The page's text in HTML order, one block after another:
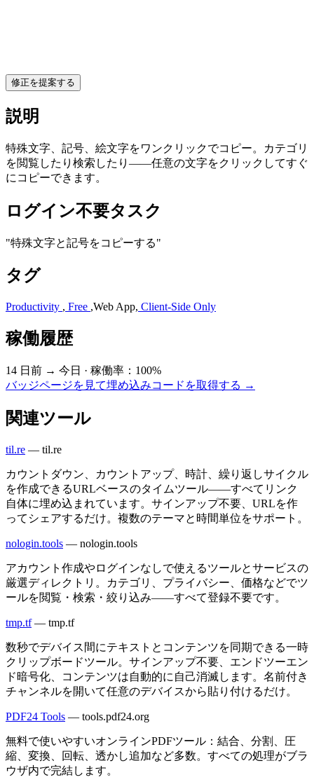
修正を提案する
説明
特殊文字、記号、絵文字をワンクリックでコピー。カテゴリ
を閲覧したり検索したり——任意の文字をクリックしてすぐ
にコピーできます。
ログイン不要タスク
"特殊文字と記号をコピーする"
タグ
Productivity , Free ,Web App, Client-Side Only
稼働履歴
14 日前 → 今日 · 稼働率：100%
バッジページを見て埋め込みコードを取得する →
関連ツール
til.re — til.re
カウントダウン、カウントアップ、時計、繰り返しサイクル
を作成できるURLベースのタイムツール——すべてリンク
自体に埋め込まれています。サインアップ不要、URLを作
ってシェアするだけ。複数のテーマと時間単位をサポート。
nologin.tools — nologin.tools
アカウント作成やログインなしで使えるツールとサービスの
厳選ディレクトリ。カテゴリ、プライバシー、価格などでツ
ールを閲覧・検索・絞り込み——すべて登録不要です。
tmp.tf — tmp.tf
数秒でデバイス間にテキストとコンテンツを同期できる一時
クリップボードツール。サインアップ不要、エンドツーエン
ド暗号化、コンテンツは自動的に自己消滅します。名前付き
チャンネルを開いて任意のデバイスから貼り付けるだけ。
PDF24 Tools — tools.pdf24.org
無料で使いやすいオンラインPDFツール：結合、分割、圧
縮、変換、回転、透かし追加など多数。すべての処理がブラ
ウザ内で完結します。